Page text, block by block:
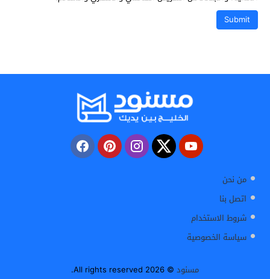
من نحن
اتصل بنا
شروط الاستخدام
سياسة الخصوصية
مسنود © 2026 All rights reserved.